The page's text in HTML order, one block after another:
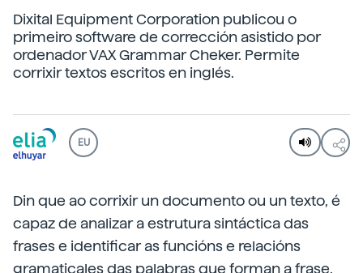
Dixital Equipment Corporation publicou o
primeiro software de corrección asistido por
ordenador VAX Grammar Cheker. Permite
corrixir textos escritos en inglés.
EU
Din que ao corrixir un documento ou un texto, é
capaz de analizar a estrutura sintáctica das
frases e identificar as funcións e relacións
gramaticales das palabras que forman a frase.